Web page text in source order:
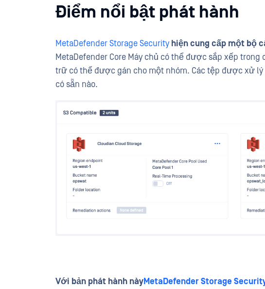
Điểm nổi bật phát hành
MetaDefender Storage Securityhiện cung cấp một bộ
MetaDefender Core Máy chủ có thể được sắp xếp
trữ có thể được gán cho một nhóm. Các tệp được xử
có sẵn nào.
Với bản phát hành nàyMetaDefender Storage